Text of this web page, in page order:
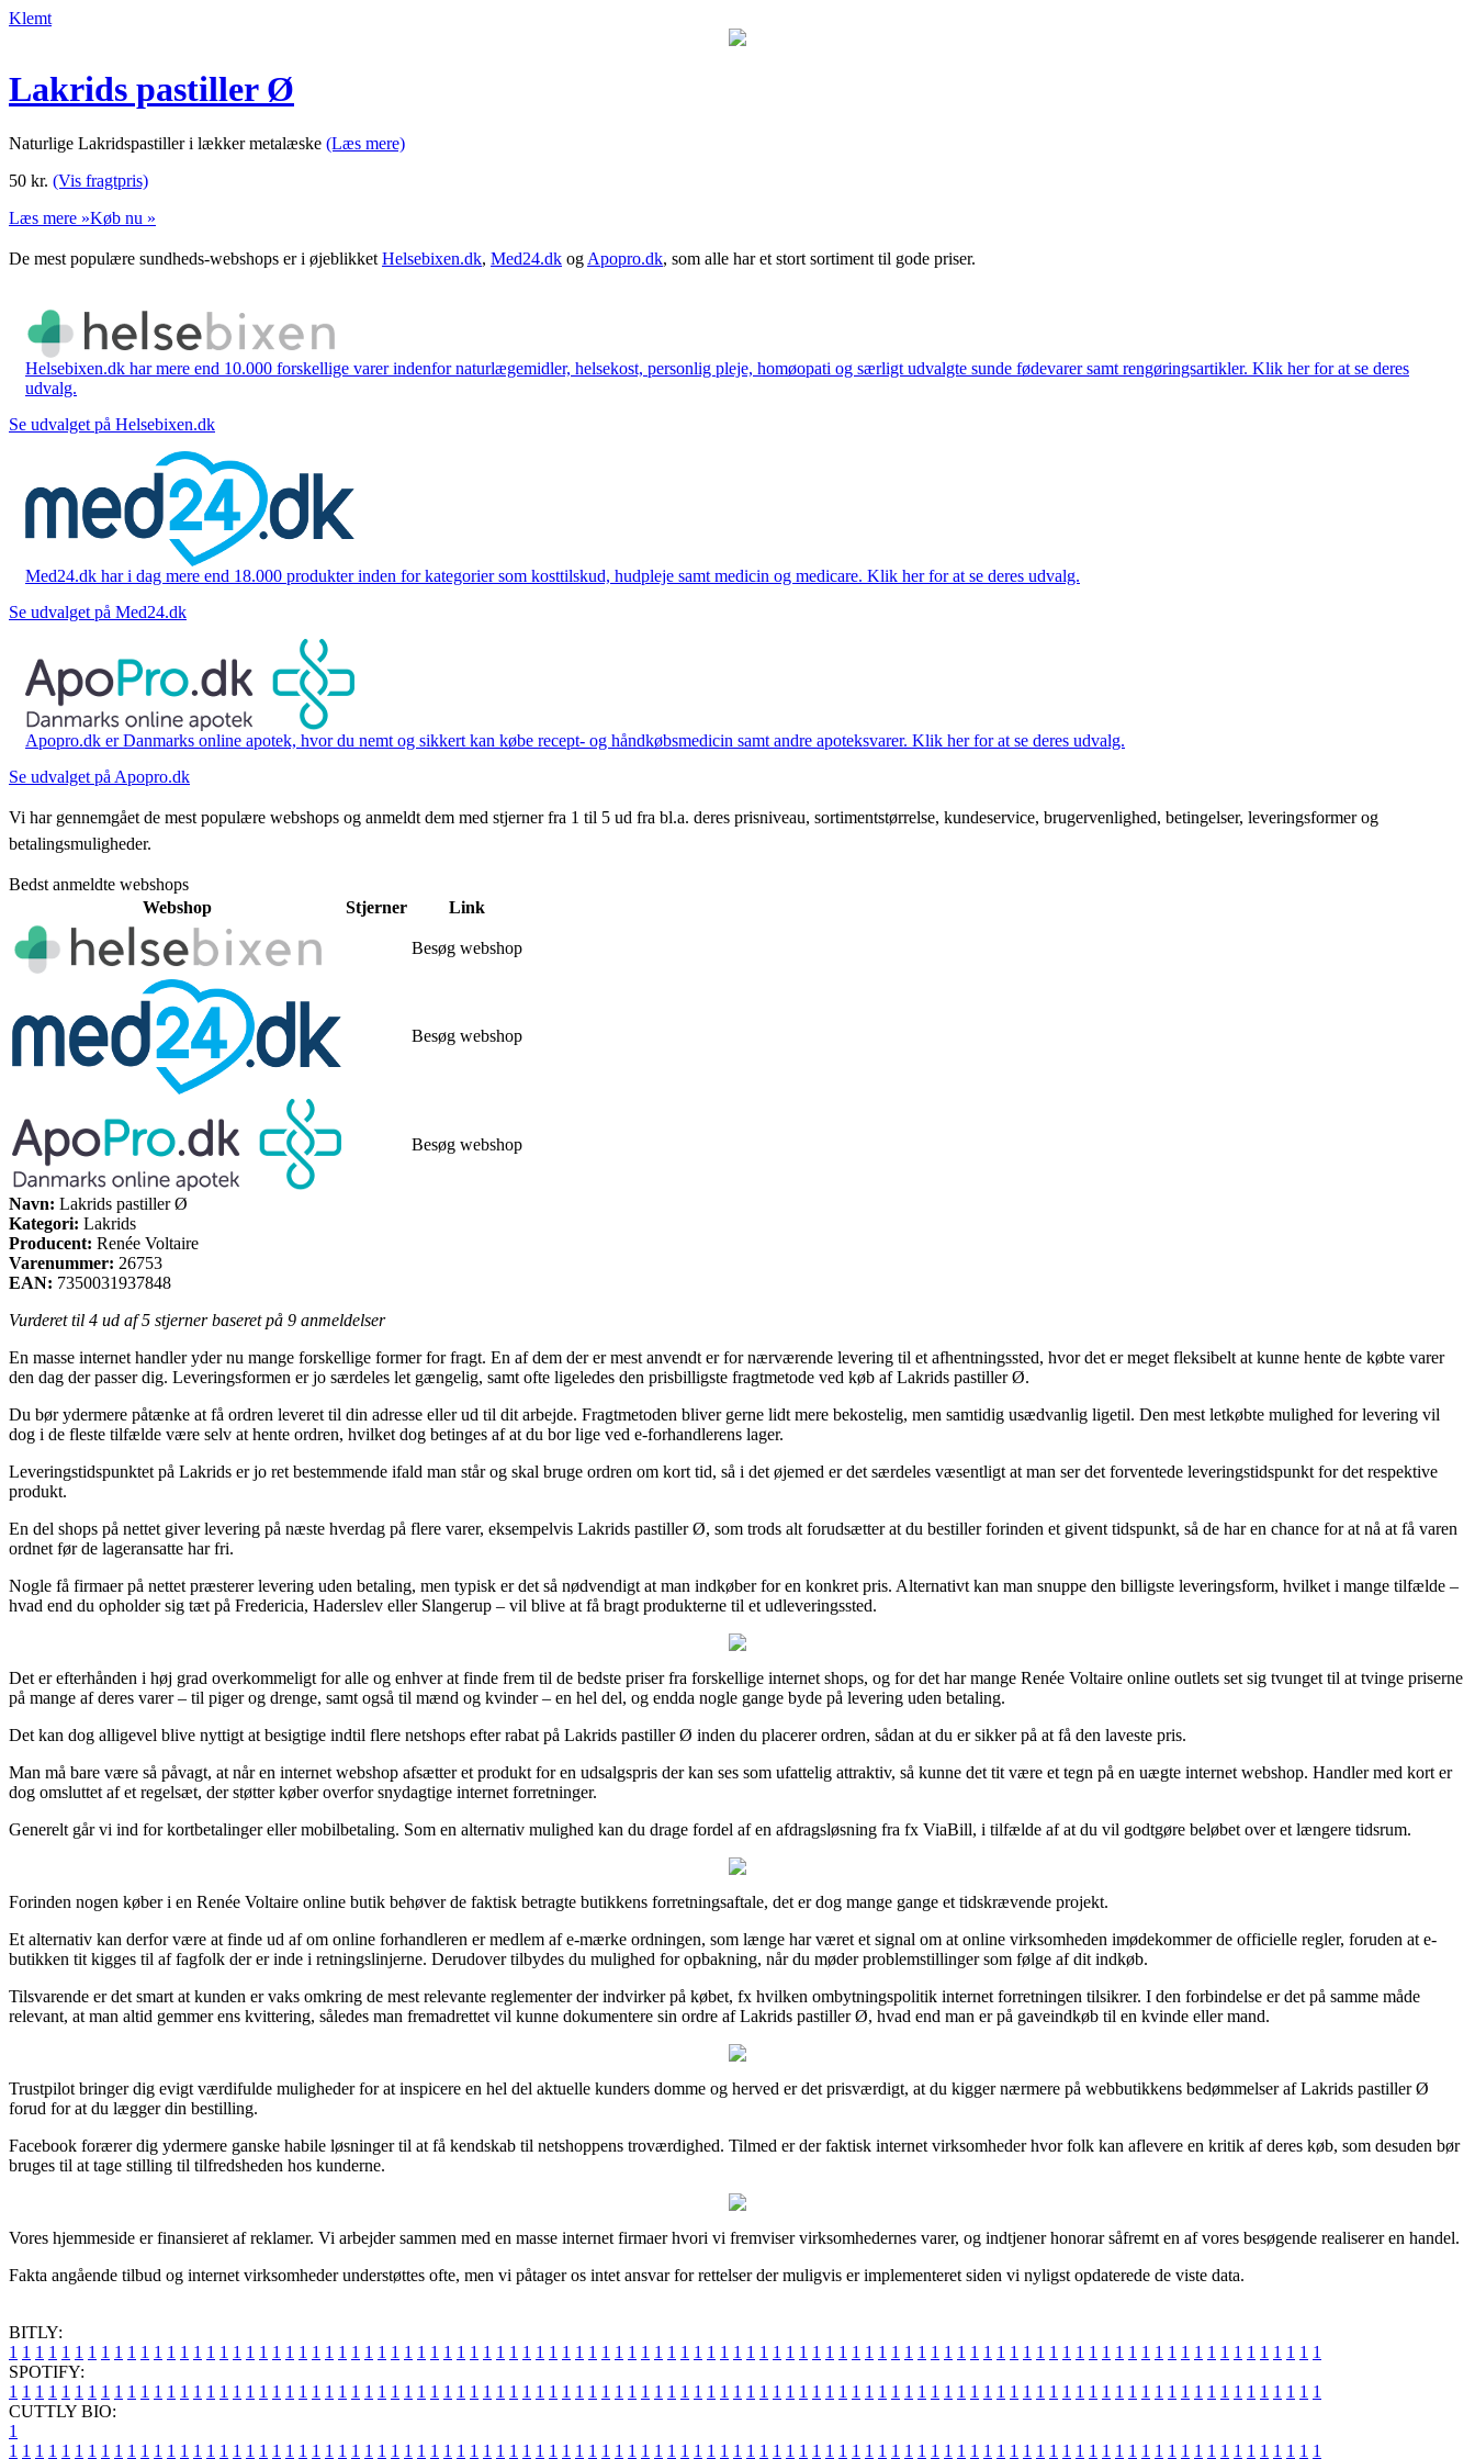
Klemt
Lakrids pastiller Ø
Naturlige Lakridspastiller i lækker metalæske (Læs mere)
50 kr. (Vis fragtpris)
Læs mere »Køb nu »
De mest populære sundheds-webshops er i øjeblikket Helsebixen.dk, Med24.dk og Apopro.dk, som alle har et stort sortiment til gode priser.
Helsebixen.dk har mere end 10.000 forskellige varer indenfor naturlægemidler, helsekost, personlig pleje, homøopati og særligt udvalgte sunde fødevarer samt rengøringsartikler. Klik her for at se deres
udvalg.
Se udvalget på Helsebixen.dk
Med24.dk har i dag mere end 18.000 produkter inden for kategorier som kosttilskud, hudpleje samt medicin og medicare. Klik her for at se deres udvalg.
Se udvalget på Med24.dk
Apopro.dk er Danmarks online apotek, hvor du nemt og sikkert kan købe recept- og håndkøbsmedicin samt andre apoteksvarer. Klik her for at se deres udvalg.
Se udvalget på Apopro.dk
Vi har gennemgået de mest populære webshops og anmeldt dem med stjerner fra 1 til 5 ud fra bl.a. deres prisniveau, sortimentstørrelse, kundeservice, brugervenlighed, betingelser, leveringsformer og
betalingsmuligheder.
Bedst anmeldte webshops
Webshop
Stjerner Link
Besøg webshop
Besøg webshop
Besøg webshop
Navn: Lakrids pastiller Ø
Kategori: Lakrids
Producent: Renée Voltaire
Varenummer: 26753
EAN: 7350031937848
Vurderet til 4 ud af 5 stjerner baseret på 9 anmeldelser
En masse internet handler yder nu mange forskellige former for fragt. En af dem der er mest anvendt er for nærværende levering til et afhentningssted, hvor det er meget fleksibelt at kunne hente de købte varer
den dag der passer dig. Leveringsformen er jo særdeles let gængelig, samt ofte ligeledes den prisbilligste fragtmetode ved køb af Lakrids pastiller Ø.
Du bør ydermere påtænke at få ordren leveret til din adresse eller ud til dit arbejde. Fragtmetoden bliver gerne lidt mere bekostelig, men samtidig usædvanlig ligetil. Den mest letkøbte mulighed for levering vil
dog i de fleste tilfælde være selv at hente ordren, hvilket dog betinges af at du bor lige ved e-forhandlerens lager.
Leveringstidspunktet på Lakrids er jo ret bestemmende ifald man står og skal bruge ordren om kort tid, så i det øjemed er det særdeles væsentligt at man ser det forventede leveringstidspunkt for det respektive
produkt.
En del shops på nettet giver levering på næste hverdag på flere varer, eksempelvis Lakrids pastiller Ø, som trods alt forudsætter at du bestiller forinden et givent tidspunkt, så de har en chance for at nå at få varen
ordnet før de lageransatte har fri.
Nogle få firmaer på nettet præsterer levering uden betaling, men typisk er det så nødvendigt at man indkøber for en konkret pris. Alternativt kan man snuppe den billigste leveringsform, hvilket i mange tilfælde –
hvad end du opholder sig tæt på Fredericia, Haderslev eller Slangerup – vil blive at få bragt produkterne til et udleveringssted.
Det er efterhånden i høj grad overkommeligt for alle og enhver at finde frem til de bedste priser fra forskellige internet shops, og for det har mange Renée Voltaire online outlets set sig tvunget til at tvinge priserne
på mange af deres varer – til piger og drenge, samt også til mænd og kvinder – en hel del, og endda nogle gange byde på levering uden betaling.
Det kan dog alligevel blive nyttigt at besigtige indtil flere netshops efter rabat på Lakrids pastiller Ø inden du placerer ordren, sådan at du er sikker på at få den laveste pris.
Man må bare være så påvagt, at når en internet webshop afsætter et produkt for en udsalgspris der kan ses som ufattelig attraktiv, så kunne det tit være et tegn på en uægte internet webshop. Handler med kort er
dog omsluttet af et regelsæt, der støtter køber overfor snydagtige internet forretninger.
Generelt går vi ind for kortbetalinger eller mobilbetaling. Som en alternativ mulighed kan du drage fordel af en afdragsløsning fra fx ViaBill, i tilfælde af at du vil godtgøre beløbet over et længere tidsrum.
Forinden nogen køber i en Renée Voltaire online butik behøver de faktisk betragte butikkens forretningsaftale, det er dog mange gange et tidskrævende projekt.
Et alternativ kan derfor være at finde ud af om online forhandleren er medlem af e-mærke ordningen, som længe har været et signal om at online virksomheden imødekommer de officielle regler, foruden at e-
butikken tit kigges til af fagfolk der er inde i retningslinjerne. Derudover tilbydes du mulighed for opbakning, når du møder problemstillinger som følge af dit indkøb.
Tilsvarende er det smart at kunden er vaks omkring de mest relevante reglementer der indvirker på købet, fx hvilken ombytningspolitik internet forretningen tilsikrer. I den forbindelse er det på samme måde
relevant, at man altid gemmer ens kvittering, således man fremadrettet vil kunne dokumentere sin ordre af Lakrids pastiller Ø, hvad end man er på gaveindkøb til en kvinde eller mand.
Trustpilot bringer dig evigt værdifulde muligheder for at inspicere en hel del aktuelle kunders domme og herved er det prisværdigt, at du kigger nærmere på webbutikkens bedømmelser af Lakrids pastiller Ø
forud for at du lægger din bestilling.
Facebook forærer dig ydermere ganske habile løsninger til at få kendskab til netshoppens troværdighed. Tilmed er der faktisk internet virksomheder hvor folk kan aflevere en kritik af deres køb, som desuden bør
bruges til at tage stilling til tilfredsheden hos kunderne.
Vores hjemmeside er finansieret af reklamer. Vi arbejder sammen med en masse internet firmaer hvori vi fremviser virksomhedernes varer, og indtjener honorar såfremt en af vores besøgende realiserer en handel.
Fakta angående tilbud og internet virksomheder understøttes ofte, men vi påtager os intet ansvar for rettelser der muligvis er implementeret siden vi nyligst opdaterede de viste data.
BITLY:
1 1 1 1 1 1 1 1 1 1 1 1 1 1 1 1 1 1 1 1 1 1 1 1 1 1 1 1 1 1 1 1 1 1 1 1 1 1 1 1 1 1 1 1 1 1 1 1 1 1 1 1 1 1 1 1 1 1 1 1 1 1 1 1 1 1 1 1 1 1 1 1 1 1 1 1 1 1 1 1 1 1 1 1 1 1 1 1 1 1 1 1 1 1 1 1 1 1 1 1
SPOTIFY:
1 1 1 1 1 1 1 1 1 1 1 1 1 1 1 1 1 1 1 1 1 1 1 1 1 1 1 1 1 1 1 1 1 1 1 1 1 1 1 1 1 1 1 1 1 1 1 1 1 1 1 1 1 1 1 1 1 1 1 1 1 1 1 1 1 1 1 1 1 1 1 1 1 1 1 1 1 1 1 1 1 1 1 1 1 1 1 1 1 1 1 1 1 1 1 1 1 1 1 1
CUTTLY BIO:
1
1 1 1 1 1 1 1 1 1 1 1 1 1 1 1 1 1 1 1 1 1 1 1 1 1 1 1 1 1 1 1 1 1 1 1 1 1 1 1 1 1 1 1 1 1 1 1 1 1 1 1 1 1 1 1 1 1 1 1 1 1 1 1 1 1 1 1 1 1 1 1 1 1 1 1 1 1 1 1 1 1 1 1 1 1 1 1 1 1 1 1 1 1 1 1 1 1 1 1 1